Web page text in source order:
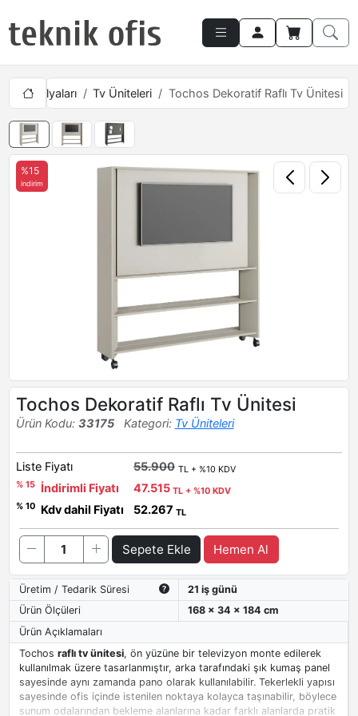
Mobilyaları Tv Üniteleri Tochos Dekoratif Raflı Tv Ünitesi
%15
indirim
Tochos Dekoratif Raflı Tv Ünitesi
Ürün Kodu: 33175 Kategori: Tv Üniteleri
Liste Fiyatı 55.900 TL + %10 KDV
% 15
İndirimli Fiyatı 47.515 TL + %10 KDV
% 10
Kdv dahil Fiyatı 52.267 TL
Sepete Ekle Hemen Al
Üretim / Tedarik Süresi
21 iş günü
Ürün Ölçüleri
168 x 34 x 184 cm
Ürün Açıklamaları
Tochos raflı tv ünitesi, ön yüzüne bir televizyon monte edilerek
kullanılmak üzere tasarlanmıştır, arka tarafındaki şık kumaş panel
sayesinde aynı zamanda pano olarak kullanılabilir. Tekerlekli yapısı
sayesinde ofis içinde istenilen noktaya kolayca taşınabilir, böylece
sunum odalarından bekleme alanlarına kadar farklı alanlarda pratik